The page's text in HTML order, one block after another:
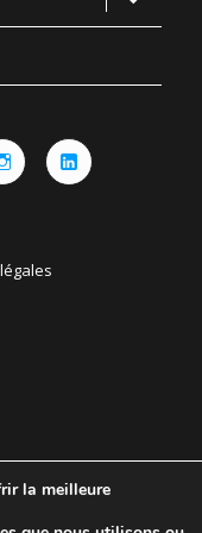
le
sous-
la meilleure